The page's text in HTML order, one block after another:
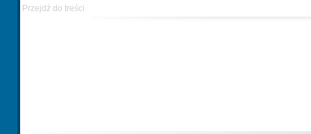
Przejdź do treści